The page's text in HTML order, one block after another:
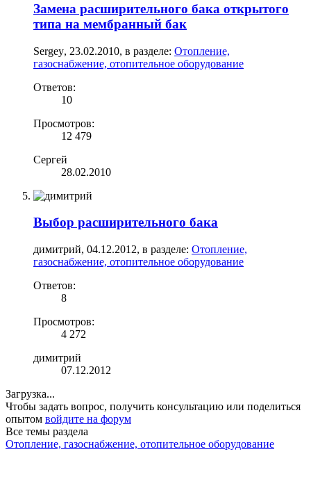
Замена расширительного бака открытого
типа на мембранный бак
Sergey, 23.02.2010, в разделе: Отопление,
газоснабжение, отопительное оборудование
Ответов:
10
Просмотров:
12 479
Сергей
28.02.2010
Выбор расширительного бака
димитрий, 04.12.2012, в разделе: Отопление,
газоснабжение, отопительное оборудование
Ответов:
8
Просмотров:
4 272
димитрий
07.12.2012
Загрузка...
Чтобы задать вопрос, получить консультацию или поделиться
опытом войдите на форум
Все темы раздела
Отопление, газоснабжение, отопительное оборудование